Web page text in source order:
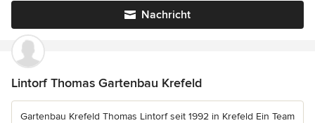
Nachricht
Lintorf Thomas Gartenbau Krefeld
Gartenbau Krefeld Thomas Lintorf seit 1992 in Krefeld Ein Team